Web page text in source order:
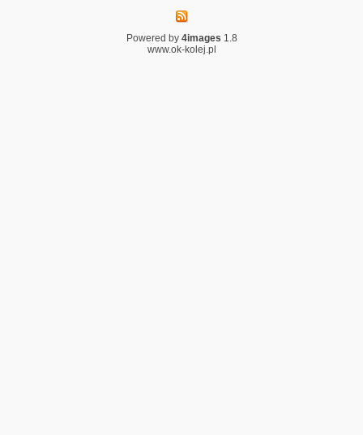
Powered by 4images 1.8
www.ok-kolej.pl